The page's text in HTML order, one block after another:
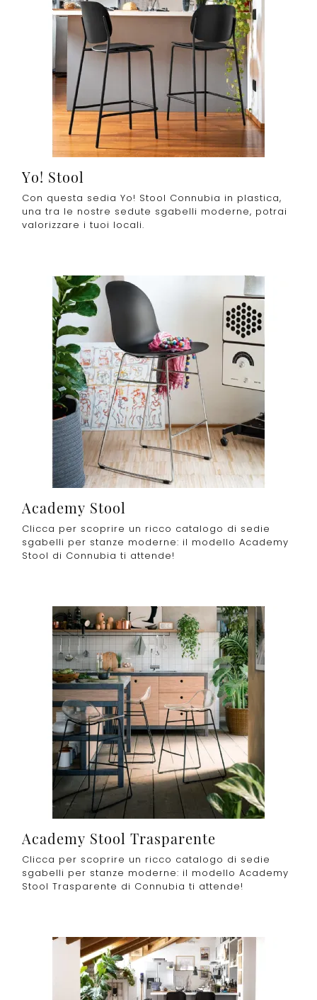
Yo! Stool
Con questa sedia Yo! Stool Connubia in plastica,
una tra le nostre sedute sgabelli moderne, potrai
valorizzare i tuoi locali.
Academy Stool
Clicca per scoprire un ricco catalogo di sedie
sgabelli per stanze moderne: il modello Academy
Stool di Connubia ti attende!
Academy Stool Trasparente
Clicca per scoprire un ricco catalogo di sedie
sgabelli per stanze moderne: il modello Academy
Stool Trasparente di Connubia ti attende!